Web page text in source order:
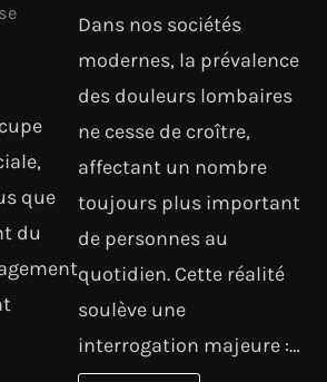
que
du
Dans nos sociétés
modernes, la prévalence
des douleurs lombaires
ne cesse de croître,
affectant un nombre
toujours plus important
de personnes au
quotidien. Cette réalité
soulève une
interrogation majeure :…